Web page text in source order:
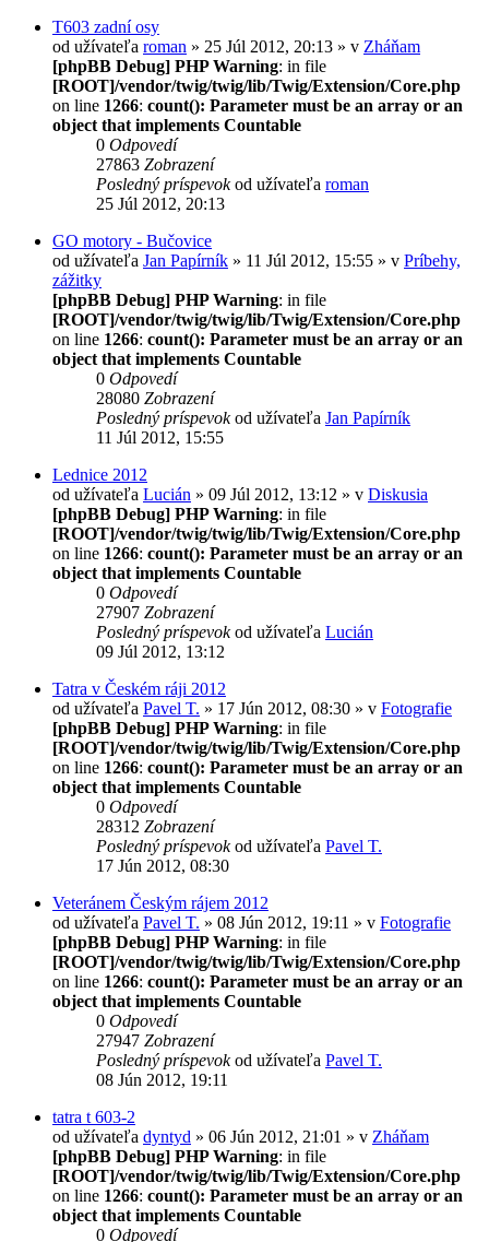
T603 zadní osy
od užívateľa roman » 25 Júl 2012, 20:13 » v Zháňam
[phpBB Debug] PHP Warning: in file
[ROOT]/vendor/twig/twig/lib/Twig/Extension/Core.php
on line 1266: count(): Parameter must be an array or an
object that implements Countable
0 Odpovedí
27863 Zobrazení
Posledný príspevokod užívateľa roman
25 Júl 2012, 20:13
GO motory - Bučovice
od užívateľa Jan Papírník » 11 Júl 2012, 15:55 » v Príbehy,
zážitky
[phpBB Debug] PHP Warning: in file
[ROOT]/vendor/twig/twig/lib/Twig/Extension/Core.php
on line 1266: count(): Parameter must be an array or an
object that implements Countable
0 Odpovedí
28080 Zobrazení
Posledný príspevokod užívateľa Jan Papírník
11 Júl 2012, 15:55
Lednice 2012
od užívateľa Lucián » 09 Júl 2012, 13:12 » v Diskusia
[phpBB Debug] PHP Warning: in file
[ROOT]/vendor/twig/twig/lib/Twig/Extension/Core.php
on line 1266: count(): Parameter must be an array or an
object that implements Countable
0 Odpovedí
27907 Zobrazení
Posledný príspevokod užívateľa Lucián
09 Júl 2012, 13:12
Tatra v Českém ráji 2012
od užívateľa Pavel T. » 17 Jún 2012, 08:30 » v Fotografie
[phpBB Debug] PHP Warning: in file
[ROOT]/vendor/twig/twig/lib/Twig/Extension/Core.php
on line 1266: count(): Parameter must be an array or an
object that implements Countable
0 Odpovedí
28312 Zobrazení
Posledný príspevokod užívateľa Pavel T.
17 Jún 2012, 08:30
Veteránem Českým rájem 2012
od užívateľa Pavel T. » 08 Jún 2012, 19:11 » v Fotografie
[phpBB Debug] PHP Warning: in file
[ROOT]/vendor/twig/twig/lib/Twig/Extension/Core.php
on line 1266: count(): Parameter must be an array or an
object that implements Countable
0 Odpovedí
27947 Zobrazení
Posledný príspevokod užívateľa Pavel T.
08 Jún 2012, 19:11
tatra t 603-2
od užívateľa dyntyd » 06 Jún 2012, 21:01 » v Zháňam
[phpBB Debug] PHP Warning: in file
[ROOT]/vendor/twig/twig/lib/Twig/Extension/Core.php
on line 1266: count(): Parameter must be an array or an
object that implements Countable
0 Odpovedí